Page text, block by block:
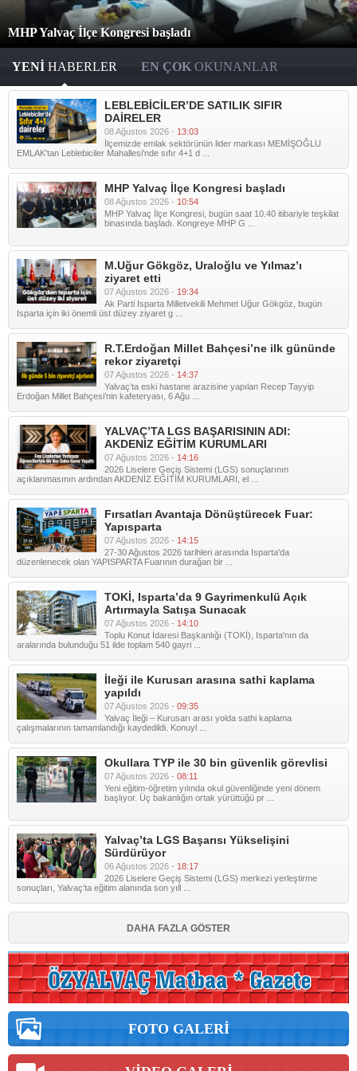
MHP Yalvaç İlçe Kongresi başladı
YENİ HABERLER EN ÇOK OKUNANLAR
LEBLEBİCİLER’DE SATILIK SIFIR
DAİRELER
08 Ağustos 2026 - 13:03
İlçemizde emlak sektörünün lider markası MEMİŞOĞLU
EMLAK'tan Leblebiciler Mahallesi'nde sıfır 4+1 d ...
MHP Yalvaç İlçe Kongresi başladı
08 Ağustos 2026 - 10:54
MHP Yalvaç İlçe Kongresi, bugün saat 10.40 itibariyle teşkilat
binasında başladı. Kongreye MHP G ...
M.Uğur Gökgöz, Uraloğlu ve Yılmaz’ı
ziyaret etti
07 Ağustos 2026 - 19:34
Ak Parti Isparta Milletvekili Mehmet Uğur Gökgöz, bugün
Isparta için iki önemli üst düzey ziyaret g ...
R.T.Erdoğan Millet Bahçesi’ne ilk gününde
rekor ziyaretçi
07 Ağustos 2026 - 14:37
Yalvaç’ta eski hastane arazisine yapılan Recep Tayyip
Erdoğan Millet Bahçesi’nin kafeteryası, 6 Ağu ...
YALVAÇ’TA LGS BAŞARISININ ADI:
AKDENİZ EĞİTİM KURUMLARI
07 Ağustos 2026 - 14:16
2026 Liselere Geçiş Sistemi (LGS) sonuçlarının
açıklanmasının ardından AKDENİZ EĞİTİM KURUMLARI, el ...
Fırsatları Avantaja Dönüştürecek Fuar:
Yapısparta
07 Ağustos 2026 - 14:15
27-30 Ağustos 2026 tarihleri arasında Isparta'da
düzenlenecek olan YAPISPARTA Fuarının durağan bir ...
TOKİ, Isparta’da 9 Gayrimenkulü Açık
Artırmayla Satışa Sunacak
07 Ağustos 2026 - 14:10
Toplu Konut İdaresi Başkanlığı (TOKİ), Isparta'nın da
aralarında bulunduğu 51 ilde toplam 540 gayri ...
İleği ile Kurusarı arasına sathi kaplama
yapıldı
07 Ağustos 2026 - 09:35
Yalvaç İleği – Kurusarı arası yolda sathi kaplama
çalışmalarının tamamlandığı kaydedildi. Konuyl ...
Okullara TYP ile 30 bin güvenlik görevlisi
07 Ağustos 2026 - 08:11
Yeni eğitim-öğretim yılında okul güvenliğinde yeni dönem
başlıyor. Üç bakanlığın ortak yürüttüğü pr ...
Yalvaç’ta LGS Başarısı Yükselişini
Sürdürüyor
06 Ağustos 2026 - 18:17
2026 Liselere Geçiş Sistemi (LGS) merkezi yerleştirme
sonuçları, Yalvaç’ta eğitim alanında son yıll ...
DAHA FAZLA GÖSTER
FOTO GALERİ